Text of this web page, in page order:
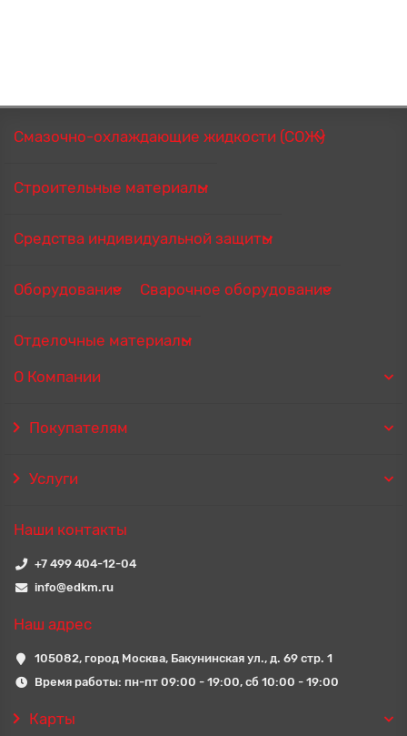
Смазочно-охлаждающие жидкости (СОЖ)
Строительные материалы
Средства индивидуальной защиты
Оборудование Сварочное оборудование
Отделочные материалы
О Компании
Покупателям
Услуги
Наши контакты
+7 499 404-12-04
info@edkm.ru
Наш адрес
105082, город Москва, Бакунинская ул., д. 69 стр. 1
Время работы: пн-пт 09:00 - 19:00, сб 10:00 - 19:00
Карты